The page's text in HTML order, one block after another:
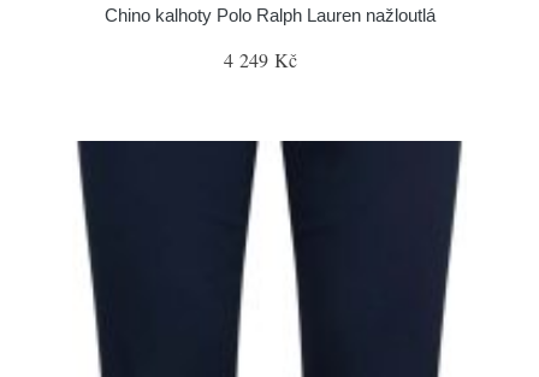
Chino kalhoty Polo Ralph Lauren nažloutlá
4 249 Kč